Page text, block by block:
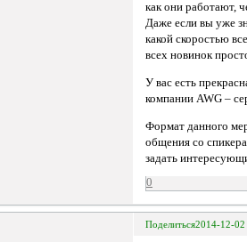
как они работают,
Даже если вы уже
какой скоростью
всех новинок
У вас есть
компании AWG –
Формат данного
общения со
задать
0
Поделиться2014-12-